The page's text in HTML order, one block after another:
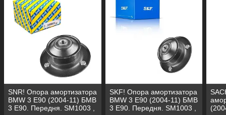
SNR! Опора амортизатора
BMW 3 E90 (2004-11) БМВ
3 Е90. Передня. SM1003 ,
SKF! Опора амортизатора
BMW 3 E90 (2004-11) БМВ
3 Е90. Передня. SM1003 ,